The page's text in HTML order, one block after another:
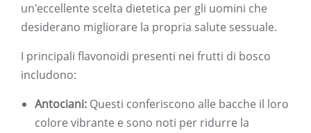
un'eccellente scelta dietetica per gli uomini che
desiderano migliorare la propria salute sessuale.
I principali flavonoidi presenti nei frutti di bosco
includono:
Antociani: Questi conferiscono alle bacche il loro
colore vibrante e sono noti per ridurre la